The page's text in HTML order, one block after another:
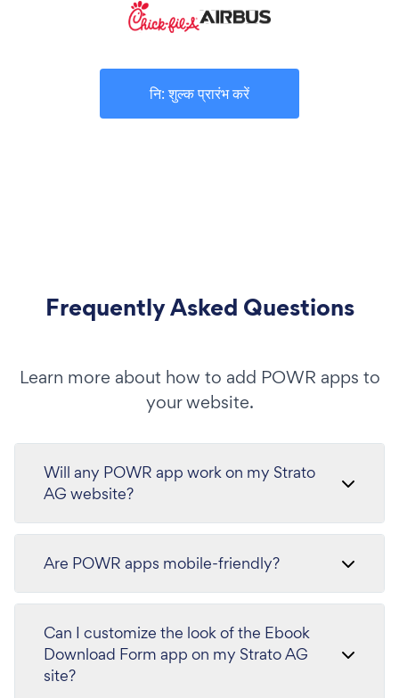
नि: शुल्क प्रारंभ करें
Frequently Asked Questions
Learn more about how to add POWR apps to
your website.
Will any POWR app work on my Strato
AG website?
Are POWR apps mobile-friendly?
Can I customize the look of the Ebook
Download Form app on my Strato AG
site?